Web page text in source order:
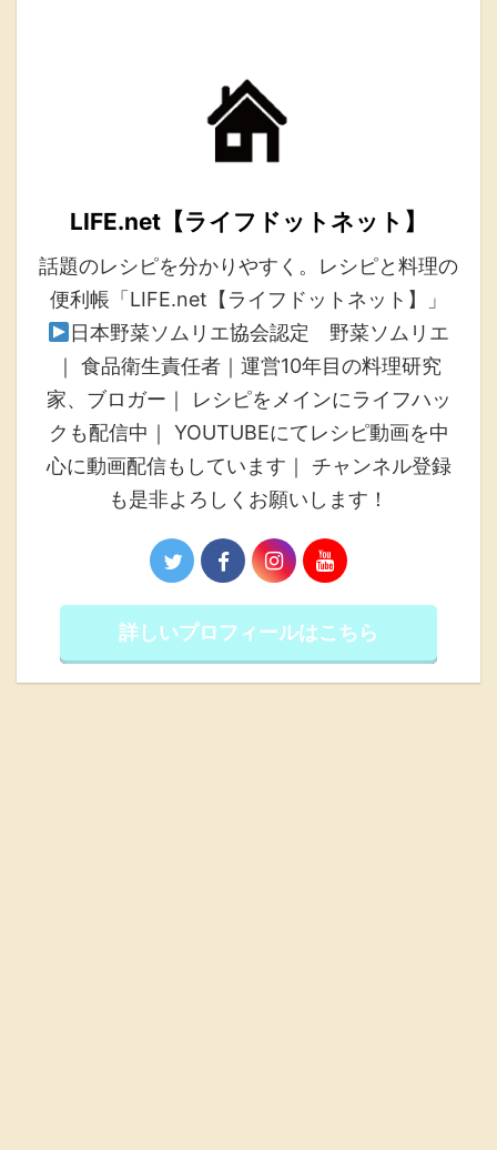
LIFE.net【ライフドットネット】
話題のレシピを分かりやすく。レシピと料理の
便利帳「LIFE.net【ライフドットネット】」
日本野菜ソムリエ協会認定 野菜ソムリエ
｜ 食品衛生責任者｜運営10年目の料理研究
家、ブロガー｜ レシピをメインにライフハッ
クも配信中｜ YOUTUBEにてレシピ動画を中
心に動画配信もしています｜ チャンネル登録
も是非よろしくお願いします！
詳しいプロフィールはこちら